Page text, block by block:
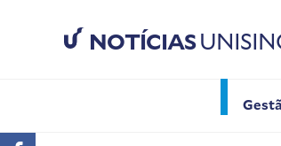
NOTÍCIAS